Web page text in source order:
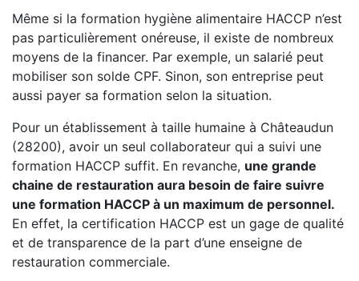
Même si la formation hygiène alimentaire HACCP n’est
pas particulièrement onéreuse, il existe de nombreux
moyens de la financer. Par exemple, un salarié peut
mobiliser son solde CPF. Sinon, son entreprise peut
aussi payer sa formation selon la situation.
Pour un établissement à taille humaine à Châteaudun
(28200), avoir un seul collaborateur qui a suivi une
formation HACCP suffit. En revanche, une grande
chaine de restauration aura besoin de faire suivre
une formation HACCP à un maximum de personnel.
En effet, la certification HACCP est un gage de qualité
et de transparence de la part d’une enseigne de
restauration commerciale.